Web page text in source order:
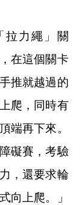
拉力繩」關
在這個關卡
推就越過的
爬，同時有
端再下來。
礙賽，考驗
，還要求輪
向上爬。」